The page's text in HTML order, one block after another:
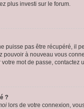
plus investi sur le forum.
puisse pas être récupéré, il
pouvoir à nouveau vous
mot de passe, contactez
?
lors de votre connexion,